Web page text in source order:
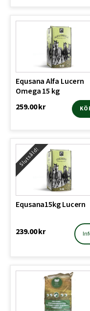
Equsana Alfa Lucern
Omega 15 kg
259.00kr
Slutsåld!
Equsana15kg Lucern
239.00kr